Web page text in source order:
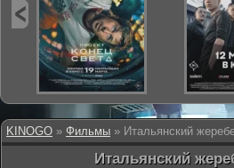
KINOGO » Фильмы » Итальянский
Итальянский